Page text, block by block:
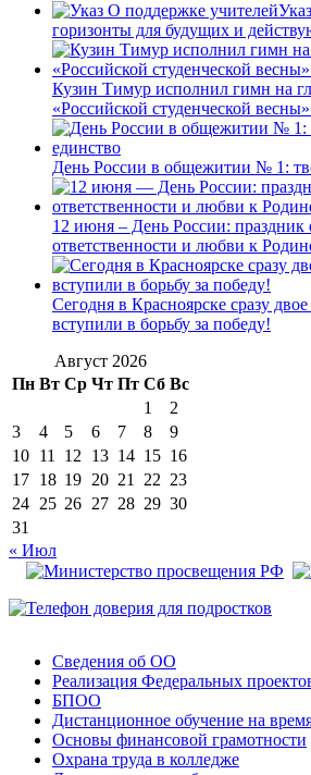
горизонты для будущих и
Кузин Тимур исполнил гимн на
«Российской студенческой
День России в общежитии № 1:
12 июня – День России: праздник
ответственности и любви к
Сегодня в Красноярске сразу
вступили в борьбу за победу!
Август 2026
Пн Вт Ср Чт Пт Сб Вс
1
2
3
4 5 6 7 8
9
10 11 12 13 14 15 16
17 18 19 20 21 22 23
24 25 26 27 28 29 30
31
« Июл
Сведения об ОО
Реализация Федеральных
БПОО
Дистанционное обучение на
Основы финансовой грамотности
Охрана труда в колледже